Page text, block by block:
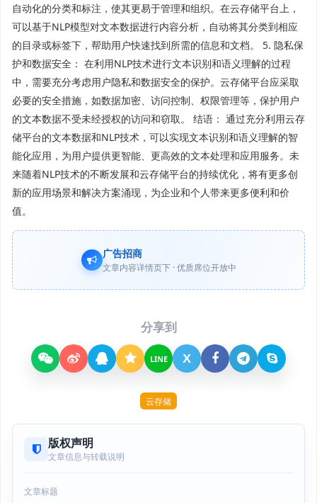
自动化的分类和标注，使其更易于管理和组织。在云存储平台上，
可以基于NLP模型对文本数据进行内容分析，自动将其分类到相应
的目录或标签下，帮助用户快速找到所需的信息和文档。 5. 隐私保
护和数据安全： 在利用NLP技术进行文本识别和语义理解的过程
中，需要充分考虑用户隐私和数据安全的保护。云存储平台应采取
必要的安全措施，如数据加密、访问控制、权限管理等，保护用户
的文本数据不受未经授权的访问和窃取。 结语： 通过充分利用云存
储平台的文本数据和NLP技术，可以实现文本识别和语义理解的智
能化应用，为用户提供更智能、更高效的文本处理和应用服务。未
来随着NLP技术的不断发展和云存储平台的持续优化，将有更多创
新的应用场景和解决方案涌现，为企业和个人带来更多便利和价
值。
广告招商
文章内容详情页下 · 优质席位开放中
分享到
LINE X
云存储
版权声明
文章信息与转载说明
文章标题